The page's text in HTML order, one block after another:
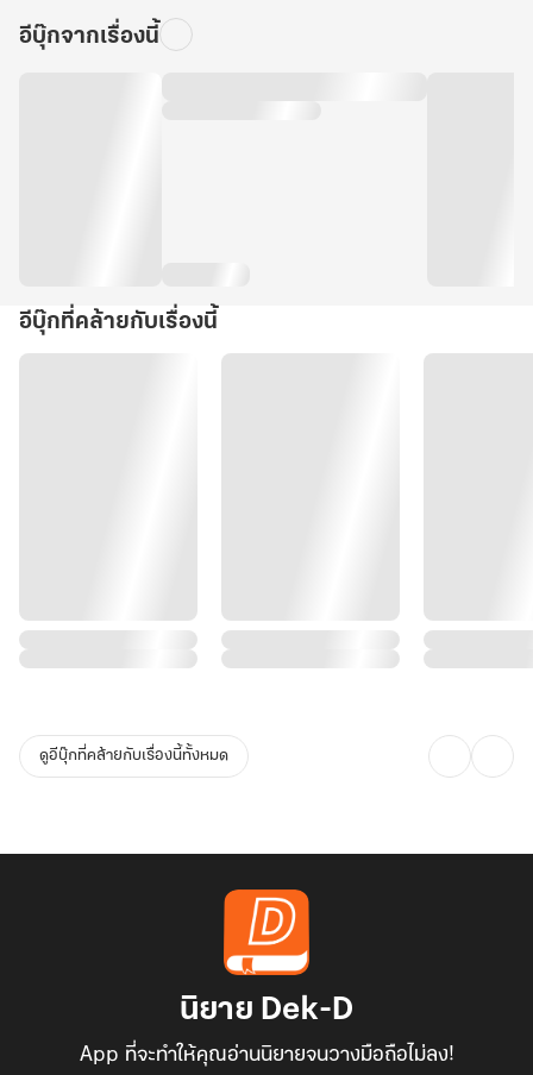
อีบุ๊กจากเรื่องนี้
อีบุ๊กที่คล้ายกับเรื่องนี้
ดูอีบุ๊กที่คล้ายกับเรื่องนี้ทั้งหมด
นิยาย Dek-D
App ที่จะทำให้คุณอ่านนิยายจนวางมือถือไม่ลง!